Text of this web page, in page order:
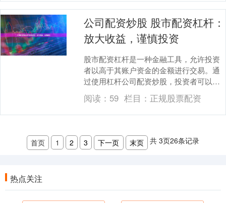
公司配资炒股 股市配资杠杆：
放大收益，谨慎投资
股市配资杠杆是一种金融工具，允许投资
者以高于其账户资金的金额进行交易。通
过使用杠杆公司配资炒股，投资者可以放
大其潜在收益，但同时也增加了其潜在损
失。 恒信配资成....
阅读： 59 栏目： 正规股票配资
首页 1 2 3 下一页 末页 共 3页26条记录
热点关注